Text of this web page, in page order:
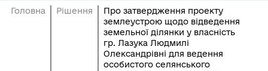
Головна Рішення
Про затвердження проекту
землеустрою щодо відведення
земельної ділянки у власність
гр. Лазука Людмилі
Олександрівні для ведення
особистого селянського